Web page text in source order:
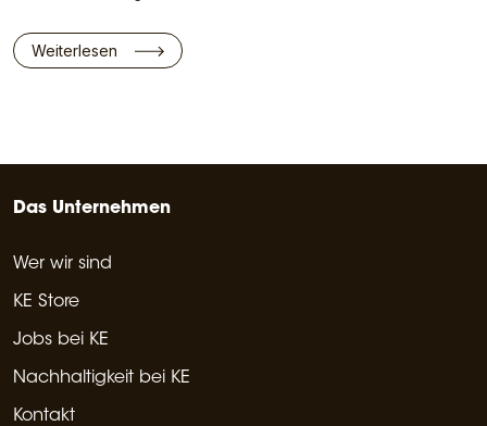
Weiterlesen
Das Unternehmen
Wer wir sind
KE Store
Jobs bei KE
Nachhaltigkeit bei KE
Kontakt